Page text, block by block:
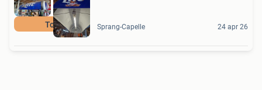
Top Sprang-Capelle 24 apr 26